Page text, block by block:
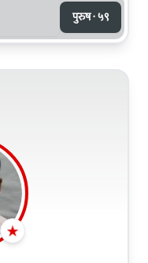
पुरुष · ५९